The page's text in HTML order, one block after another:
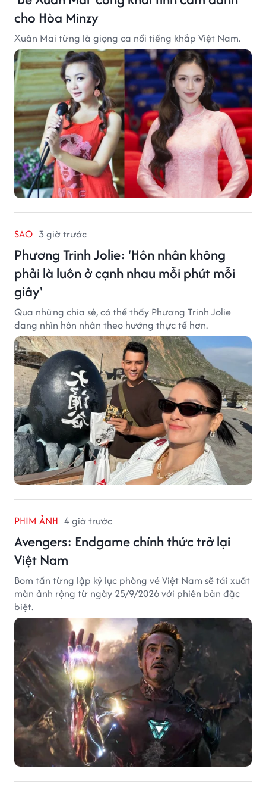
cho Hòa Minzy
Xuân Mai từng là giọng ca nổi tiếng khắp Việt Nam.
SAO 3 giờ trước
Phương Trinh Jolie: 'Hôn nhân không
phải là luôn ở cạnh nhau mỗi phút mỗi
giây'
Qua những chia sẻ, có thể thấy Phương Trinh Jolie
đang nhìn hôn nhân theo hướng thực tế hơn.
PHIM ẢNH 4 giờ trước
Avengers: Endgame chính thức trở lại
Việt Nam
Bom tấn từng lập kỷ lục phòng vé Việt Nam sẽ tái xuất
màn ảnh rộng từ ngày 25/9/2026 với phiên bản đặc
biệt.